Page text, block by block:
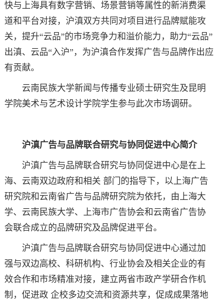
快与上海具有数字营销、场景营销等属性的新消费渠
道和平台对接，沪滇双方共同对项目进行品牌赋能攻
关，提升“云品”的市场竞争力和溢价能力，助力“云品”
出滇、云品“入沪”，为沪滇合作发挥广告与品牌作出应
有贡献。
云南民族大学新闻与传播专业硕士研究生及昆明
学院美术与艺术设计学院学生参与此次市场调研。
沪滇广告与品牌联合研究与协同促进中心简介
沪滇广告与品牌联合研究与协同促进中心是在上
海、云南双边政府和相关 部门的指导下，以上海广告
研究院和云南省广告与品牌研究院为依托，由上海大
学、云南民族大学、上海市广告协会和云南省广告协
会联合成立的品牌研究及品牌促进平台。
沪滇广告与品牌联合研究与协同促进中心通过加
强与双边高校、科研机构、行业协会及相关企业的有
效合作和市场精准对接，建立两省市政产学研合作机
制，促进政 企校多边交流和资源共享，促成成果落地